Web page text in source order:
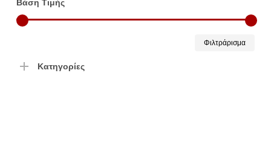
Βάση Τιμής
Φιλτράρισμα
Κατηγορίες